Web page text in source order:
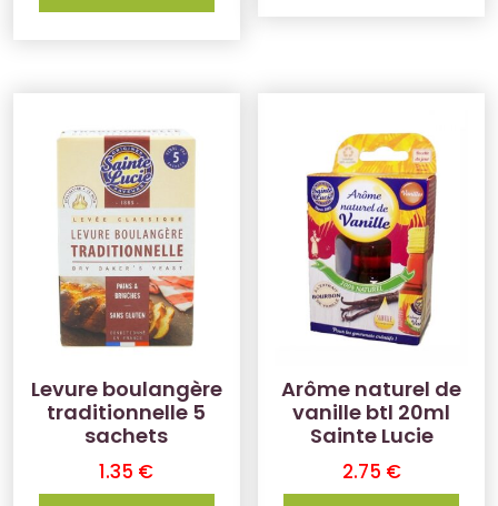
Levure boulangère
traditionnelle 5
sachets
1.35 €
Arôme naturel de
vanille btl 20ml
Sainte Lucie
2.75 €